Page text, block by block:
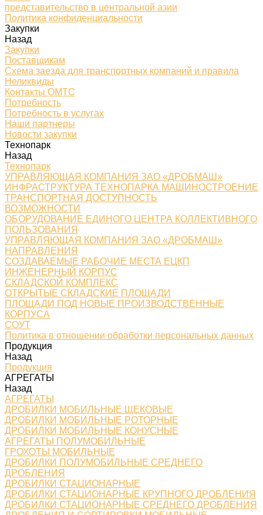
представительство в центральной азии
Политика конфиденциальности
Закупки
Назад
Закупки
Поставщикам
Схема заезда для транспортных компаний и правила
Неликвиды
Контакты ОМТС
Потребность
Потребность в услугах
Наши партнеры
Новости закупки
Технопарк
Назад
Технопарк
УПРАВЛЯЮЩАЯ КОМПАНИЯ ЗАО «ДРОБМАШ»
ИНФРАСТРУКТУРА ТЕХНОПАРКА МАШИНОСТРОЕНИЕ
ТРАНСПОРТНАЯ ДОСТУПНОСТЬ
ВОЗМОЖНОСТИ
ОБОРУДОВАНИЕ ЕДИНОГО ЦЕНТРА КОЛЛЕКТИВНОГО
ПОЛЬЗОВАНИЯ
УПРАВЛЯЮЩАЯ КОМПАНИЯ ЗАО «ДРОБМАШ»
НАПРАВЛЕНИЯ
СОЗДАВАЕМЫЕ РАБОЧИЕ МЕСТА ЕЦКП
ИНЖЕНЕРНЫЙ КОРПУС
СКЛАДСКОЙ КОМПЛЕКС
ОТКРЫТЫЕ СКЛАДСКИЕ ПЛОЩАДИ
ПЛОЩАДИ ПОД НОВЫЕ ПРОИЗВОДСТВЕННЫЕ
КОРПУСА
СОУТ
Политика в отношении обработки персональных данных
Продукция
Назад
Продукция
АГРЕГАТЫ
Назад
АГРЕГАТЫ
ДРОБИЛКИ МОБИЛЬНЫЕ ЩЕКОВЫЕ
ДРОБИЛКИ МОБИЛЬНЫЕ РОТОРНЫЕ
ДРОБИЛКИ МОБИЛЬНЫЕ КОНУСНЫЕ
АГРЕГАТЫ ПОЛУМОБИЛЬНЫЕ
ГРОХОТЫ МОБИЛЬНЫЕ
ДРОБИЛКИ ПОЛУМОБИЛЬНЫЕ СРЕДНЕГО
ДРОБЛЕНИЯ
ДРОБИЛКИ СТАЦИОНАРНЫЕ
ДРОБИЛКИ СТАЦИОНАРНЫЕ КРУПНОГО ДРОБЛЕНИЯ
ДРОБИЛКИ СТАЦИОНАРНЫЕ СРЕДНЕГО ДРОБЛЕНИЯ